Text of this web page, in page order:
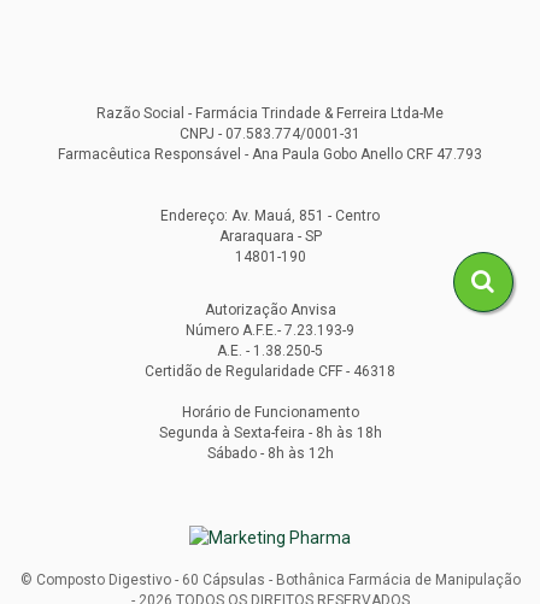
Razão Social - Farmácia Trindade & Ferreira Ltda-Me
CNPJ - 07.583.774/0001-31
Farmacêutica Responsável - Ana Paula Gobo Anello CRF 47.793
Endereço: Av. Mauá, 851 - Centro
Araraquara - SP
14801-190
Autorização Anvisa
Número A.F.E.- 7.23.193-9
A.E. - 1.38.250-5
Certidão de Regularidade CFF - 46318
Horário de Funcionamento
Segunda à Sexta-feira - 8h às 18h
Sábado - 8h às 12h
© Composto Digestivo - 60 Cápsulas - Bothânica Farmácia de Manipulação